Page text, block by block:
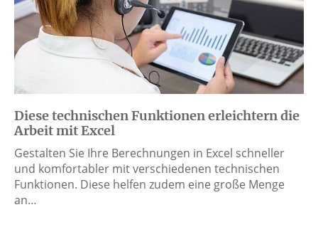
Diese technischen Funktionen erleichtern die
Arbeit mit Excel
Gestalten Sie Ihre Berechnungen in Excel schneller
und komfortabler mit verschiedenen technischen
Funktionen. Diese helfen zudem eine große Menge
an…